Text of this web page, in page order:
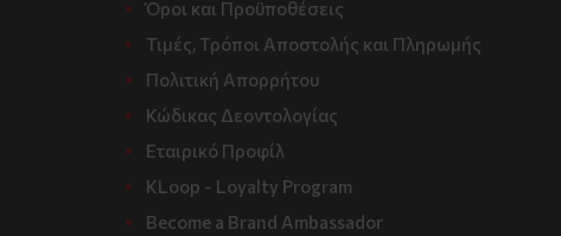
Όροι και Προϋποθέσεις
Τιμές, Τρόποι Αποστολής και Πληρωμής
Πολιτική Απορρήτου
Κώδικας Δεοντολογίας
Εταιρικό Προφίλ
KLoop - Loyalty Program
Become a Brand Ambassador